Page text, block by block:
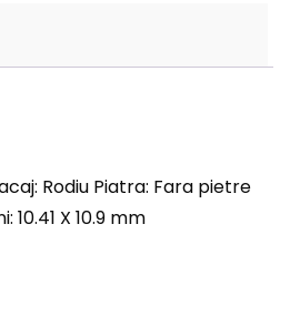
Rodiu Piatra: Fara pietre
10.41 X 10.9 mm